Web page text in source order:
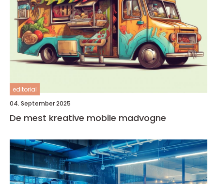
editorial
04. September 2025
De mest kreative mobile madvogne